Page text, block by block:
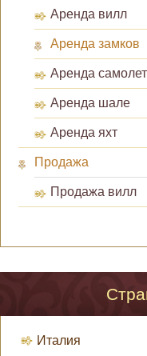
Аренда вилл
Аренда замков
Аренда
Аренда шале
Аренда яхт
Продажа
Продажа вилл
Италия